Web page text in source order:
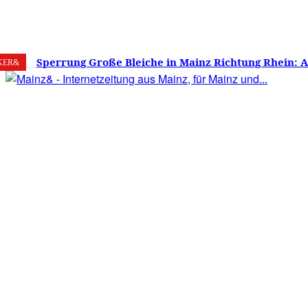
8. August 2026 28.3 Mainz
Sperrung Große Bleiche in Mainz Richtung Rhein:
verwirrt, Mainzer stinksauer – Haben die Mainzer